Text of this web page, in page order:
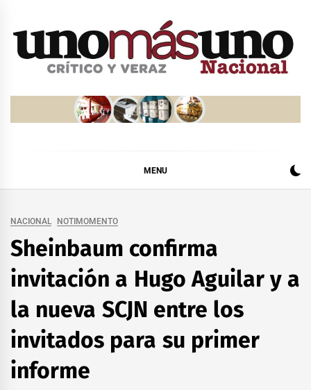
MENU
NACIONAL NOTIMOMENTO
Sheinbaum confirma
invitación a Hugo Aguilar y a
la nueva SCJN entre los
invitados para su primer
informe